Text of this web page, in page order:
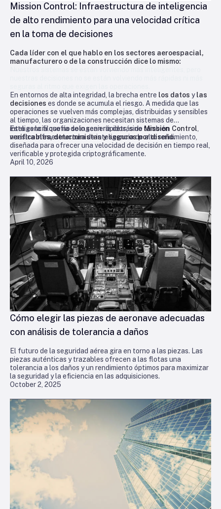
April 10, 2026
Mission Control: Infraestructura de inteligencia
de alto rendimiento para una velocidad crítica
en la toma de decisiones
Cada líder con el que hablo en los sectores aeroespacial,
manufacturero o de la construcción dice lo mismo:
En entornos de alta integridad, la brecha entre los datos ylas
decisiones es donde se acumula el riesgo. A medida que las
operaciones se vuelven más complejas, distribuidas y sensibles
al tiempo, las organizaciones necesitan sistemas de
inteligencia que no solo sean rápidos, sino también
verificables, deterministas y seguros por diseño.
Esta es la filosofía de ingeniería detrás de Mission Control
nuestra infraestructura de inteligencia de alto rendimiento,
diseñada para ofrecer una velocidad de decisión en tiempo real,
verificable y protegida criptográficamente.
October 2, 2025
Cómo elegir las piezas de aeronave adecuadas
con análisis de tolerancia a daños
El futuro de la seguridad aérea gira en torno a las piezas. Las
piezas auténticas y trazables ofrecen a las flotas una
tolerancia a los daños y un rendimiento óptimos para maximizar
la seguridad y la eficiencia en las adquisiciones.